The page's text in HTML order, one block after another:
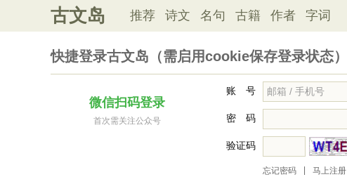
古文岛 推荐 诗文 名句 古籍 作者 字词
快捷登录古文岛（需启用cookie保存登录状态）
微信扫码登录
首次需关注公众号
账 号
密 码
验证码
忘记密码 马上注册